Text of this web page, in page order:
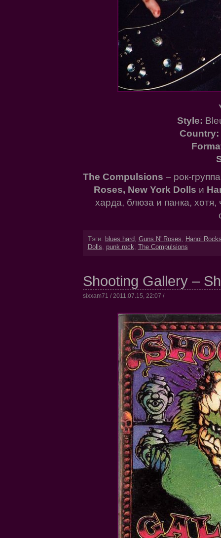
Style:
Country:
The Compulsions – рок-
Roses, New York Dolls и
харда, блюза и панка,
Тэги: blues hard, Guns N' Roses, Hanoi
Dolls, punk rock, The Compulsions
Shooting Gallery –
sixxam71 / 2011.07.15, 22:07 /